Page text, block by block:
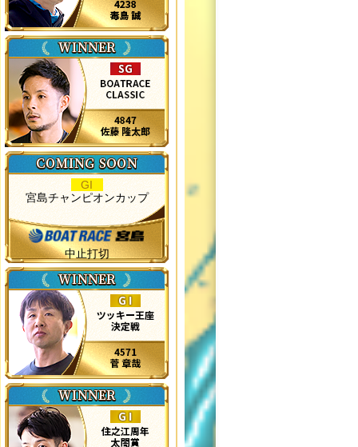
GI
宮島チャンピオンカップ
中止打切